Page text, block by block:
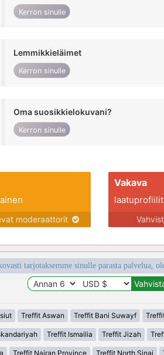
Kerron sinulle
Lemmikkieläimet
Kerron sinulle
Oma suosikkielokuvani?
Kerron sinulle
moderaattorit
Vakava
laatuprofiilit
tarjotaksemme sinulle parasta palvelua,
Treffit Aswan Treffit Bani Suwayf
Treffit Ismailia Treffit Jizah
Treffit Najran Province Treffit North Sinai